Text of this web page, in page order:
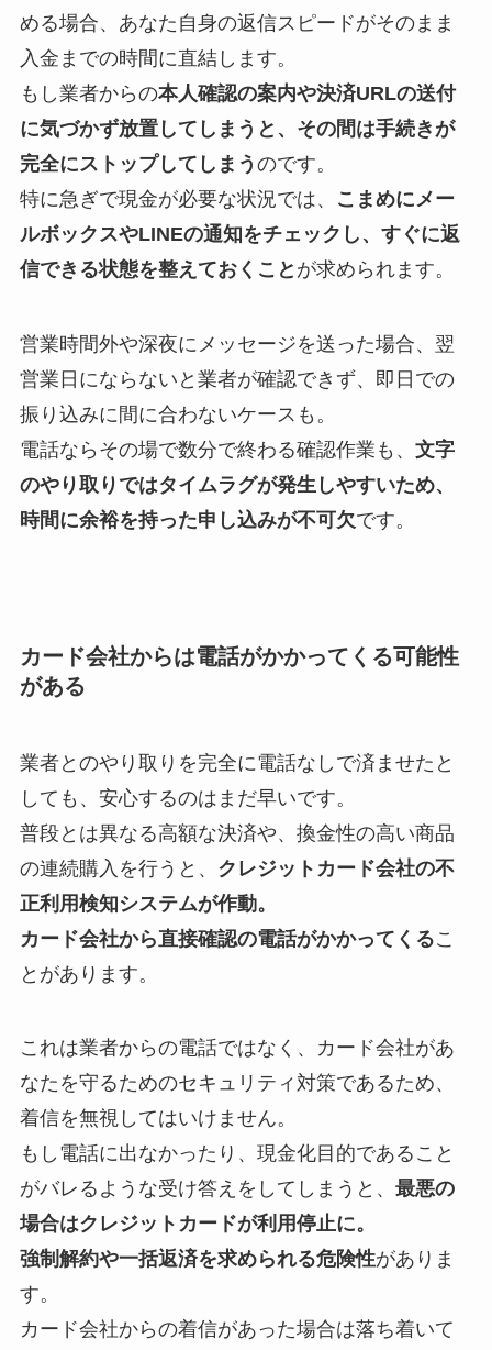
める場合、あなた自身の返信スピードがそのまま
入金までの時間に直結します。
もし業者からの本人確認の案内や決済URLの送付
に気づかず放置してしまうと、その間は手続きが
完全にストップしてしまう のです。
特に急ぎで現金が必要な状況では、
こまめにメー
ルボックスやLINEの通知をチェックし、すぐに返
信できる状態を整えておくこと が求められます。
営業時間外や深夜にメッセージを送った場合、翌
営業日にならないと業者が確認できず、即日での
振り込みに間に合わないケースも。
電話ならその場で数分で終わる確認作業も、 文字
のやり取りではタイムラグが発生しやすいため、
時間に余裕を持った申し込みが不可欠です。
Collins site combines bilingual dictionaries,
example sentences and corpus-based frequency to
idiomatic alternatives. For quick conversions
between languages, an accessibleonline translator
can save time while offering usage notes and audio
pronunciations that illustrate real speech patterns.
Az online játékpiacon a belépési küszöbök
folyamatosan változnak, és ez különösen fontos
azoknak, akik óvatosan szeretnék kezelni a
nemcsak a hozzáférést teszi rugalmasabbá, hanem
lehetőséget ad arra is, hogy a felhasználók jobban
megismerjék a felületet, a fizetési módokat és a
játékkínálat szerkezetét. Az alacsonyabb összegű
indulás iránti érdeklődés ezért az alacsony
befizetes casino típusú megoldások felé tereli a
figyelmet, ahol a hangsúly a mérsékelt kockázaton
és a tudatos pénzkezelésen van. A szolgáltatók
oldaláról ez gyakran szélesebb közönséget ér el,
Das Spielprinzip vonchicken road
einfache Steuerung mit steigender
Herausforderung und spricht damit vor allem
bevorzugen.
Wer die Regeln und Auszahlungsquoten verstehen
möchte, findet beiblackjack gratiseine
unkomplizierte Möglichkeit, das Spiel ohne Einsatz
The underwater slot gameRazor Shark
bright marine imagery with a simple bonus-driven
structure that keeps the pace steady.
HraChicken Roadstaví na jednoduchém principu
postupného zvyšování sázky a pečlivého
načasování rozhodnutí.
Das ägyptisch inspirierte Automatenspiel
Ra
verbindet klassische Walzenmechanik mit
einem klaren Abenteuer-Motiv und bleibt damit ein
Unterhaltung.
W analizie rynku gier online
można traktować jako przykład platformy łączącej
rozrywkę z przejrzystą prezentacją zasad i oferty.
Η σύγχρονη αγορά διαδικτυακής ψυχαγωγίας, με
παραδείγματα όπως τοSlotsHub, δείχνει πώς η
τεχνολογία διαμορφώνει πιο οργανωμένες και
onlinepowinno łączyć przejrzyste zasady, szybkie
Writers, students and travellers benefit from
meanings and sample sentences to ensure the
chosen option fits tone and situation. Regular use
improves vocabulary and confidence when
communicating across languages.
カード会社からは電話がかかってくる可能性
がある
業者とのやり取りを完全に電話なしで済ませたと
しても、安心するのはまだ早いです。
普段とは異なる高額な決済や、換金性の高い商品
の連続購入を行うと、 クレジットカード会社の不
正利用検知システムが作動。
カード会社から直接確認の電話がかかってくるこ
とがあります。
これは業者からの電話ではなく、カード会社があ
なたを守るためのセキュリティ対策であるため、
着信を無視してはいけません。
もし電話に出なかったり、現金化目的であること
がバレるような受け答えをしてしまうと、 最悪の
場合はクレジットカードが利用停止に。
強制解約や一括返済を求められる危険性がありま
す。
カード会社からの着信があった場合は落ち着いて